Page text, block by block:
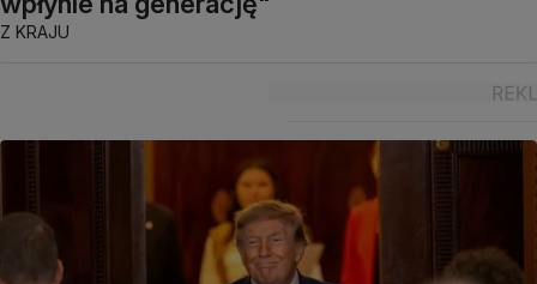
Z KRAJU